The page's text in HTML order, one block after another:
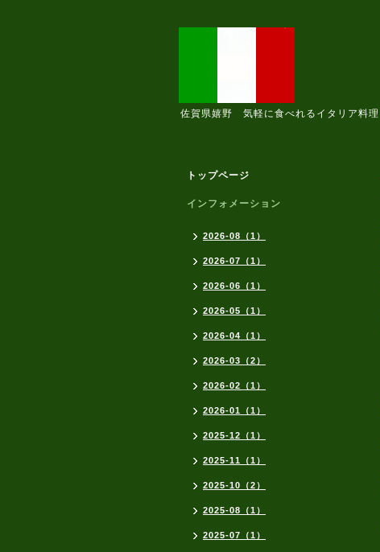
佐賀県嬉野 気軽に食べれるイタリア料理
トップページ
インフォメーション
2026-08（1）
2026-07（1）
2026-06（1）
2026-05（1）
2026-04（1）
2026-03（2）
2026-02（1）
2026-01（1）
2025-12（1）
2025-11（1）
2025-10（2）
2025-08（1）
2025-07（1）